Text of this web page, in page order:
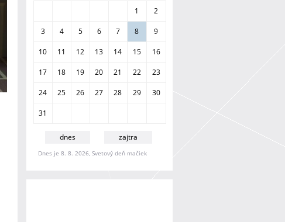
1 2
3 4 5 6 7 8 9
10 11 12 13 14 15 16
17 18 19 20 21 22 23
24 25 26 27 28 29 30
31
dnes zajtra
Dnes je 8. 8. 2026, Svetový deň mačiek